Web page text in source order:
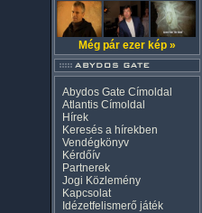
Még pár ezer kép »
Abydos Gate Címoldal
Atlantis Címoldal
Hírek
Keresés a hírekben
Vendégkönyv
Kérdőív
Partnerek
Jogi Közlemény
Kapcsolat
Idézetfelismerő játék